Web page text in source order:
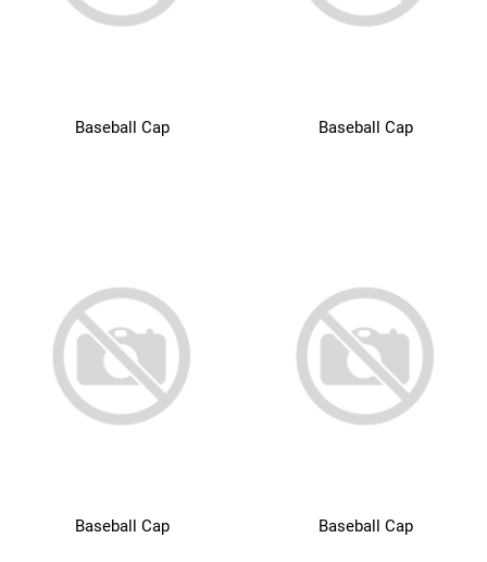
Baseball Cap Baseball Cap
Baseball Cap Baseball Cap